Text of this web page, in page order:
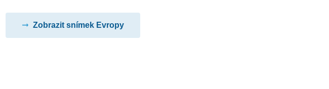
Zobrazit snímek Evropy